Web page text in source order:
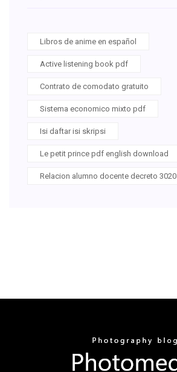
Libros de anime en español
Active listening book pdf
Contrato de comodato gratuito
Sistema economico mixto pdf
Isi daftar isi skripsi
Le petit prince pdf english download
Relacion alumno docente decreto 3020